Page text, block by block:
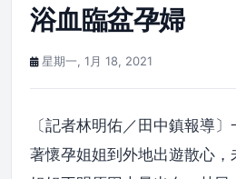
浴血臨盆孕婦
星期一, 1月 18, 2021
〔記者林明佑／田中鎮報導
著懷孕姐姐到外地出遊散心